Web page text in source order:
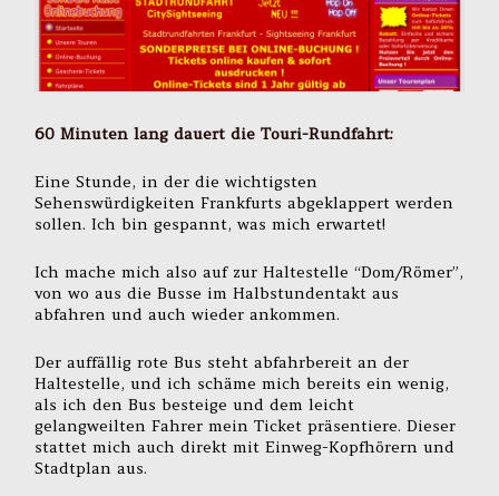
60 Minuten lang dauert die Touri-Rundfahrt:
Eine Stunde, in der die wichtigsten
Sehenswürdigkeiten Frankfurts abgeklappert werden
sollen. Ich bin gespannt, was mich erwartet!
Ich mache mich also auf zur Haltestelle “Dom/Römer”,
von wo aus die Busse im Halbstundentakt aus
abfahren und auch wieder ankommen.
Der auffällig rote Bus steht abfahrbereit an der
Haltestelle, und ich schäme mich bereits ein wenig,
als ich den Bus besteige und dem leicht
gelangweilten Fahrer mein Ticket präsentiere. Dieser
stattet mich auch direkt mit Einweg-Kopfhörern und
Stadtplan aus.